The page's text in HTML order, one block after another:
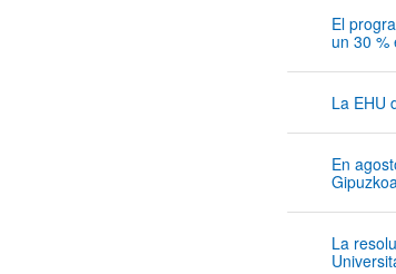
ElEl
un 30 %
LaLa EHU
EnEn
LaLa